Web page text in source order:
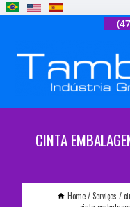
CINTA
Home Serviços